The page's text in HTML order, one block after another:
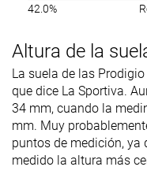
42.0%
Altura de la
La suela de las
que dice La Sportiva.
34 mm, cuando la
mm. Muy
puntos de medición, ya
medido la altura más